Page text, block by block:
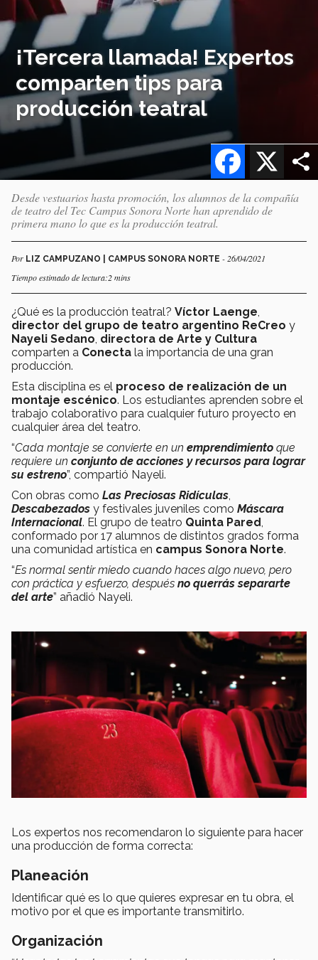
¡Tercera llamada! Expertos
comparten tips para
producción teatral
X
Facebook
Desde vestuarios hasta promoción, los alumnos de la compañía
de teatro del Tec Campus Sonora Norte han aprendido de
primera mano lo que es la producción teatral.
Por LIZ CAMPUZANO | CAMPUS SONORA NORTE - 26/04/2021
Tiempo estimado de lectura:2 mins
¿Qué es la producción teatral? Víctor Laenge
director del grupo de teatro argentino ReCreo y
Nayeli Sedano directora de Arte y Cultura
comparten a Conecta la importancia de una gran
producción.
Esta disciplina es el proceso de realización de un
montaje escénico. Los estudiantes aprenden sobre el
trabajo colaborativo para cualquier futuro proyecto en
cualquier área del teatro.
“Cada montaje se convierte en un emprendimiento que
requiere un conjunto de acciones y recursos para lograr
su estreno”, compartió Nayeli.
Con obras como Las Preciosas Ridículas
Descabezados y festivales juveniles como Máscara
Internacional. El grupo de teatro Quinta Pared
conformado por 17 alumnos de distintos grados forma
una comunidad artística en campus Sonora Norte.
“Es normal sentir miedo cuando haces algo nuevo, pero
con práctica y esfuerzo, después no querrás separarte
del arte” añadió Nayeli.
Los expertos nos recomendaron lo siguiente para hacer
una producción de forma correcta:
Planeación
Identificar qué es lo que quieres expresar en tu obra, el
motivo por el que es importante transmitirlo.
Organización